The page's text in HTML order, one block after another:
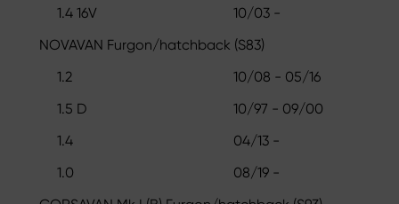
1.4 16V
10/03 -
NOVAVAN Furgon/hatchback (S83)
1.2
10/08 - 05/16
1.5 D
10/97 - 09/00
1.4
04/13 -
1.0
08/19 -